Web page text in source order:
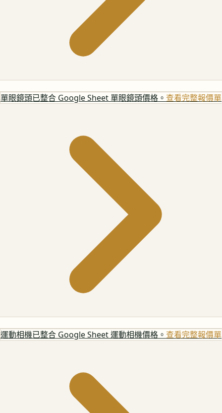
單眼鏡頭已整合 Google Sheet 單眼鏡頭價格。 查看完整報價單
運動相機已整合 Google Sheet 運動相機價格。 查看完整報價單